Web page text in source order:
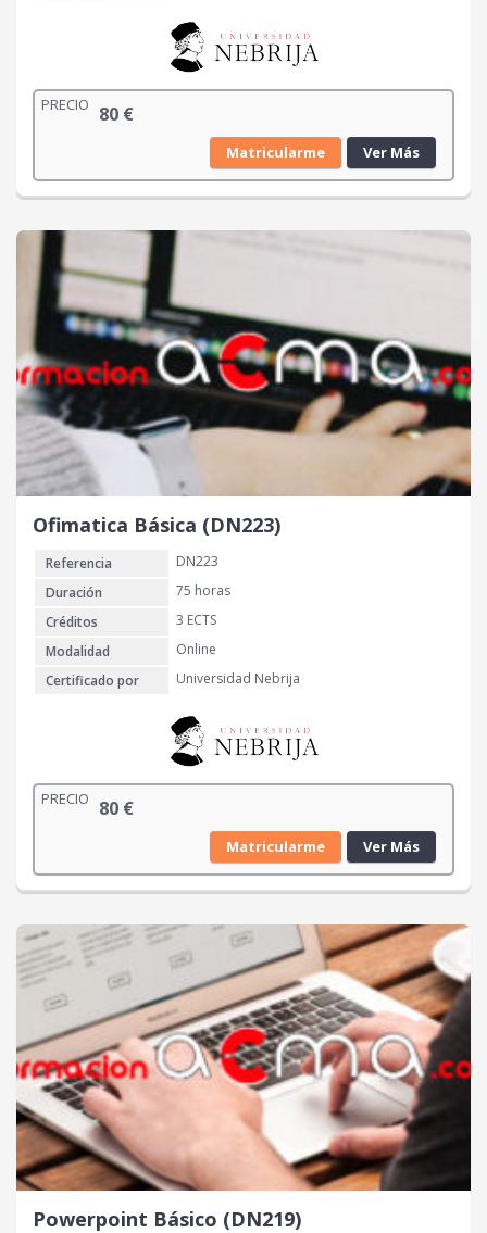
PRECIO 80 €
Matricularme Ver Más
Ofimatica Básica (DN223)
Referencia
DN223
Duración
75 horas
Créditos
3 ECTS
Modalidad
Online
Certificado por
Universidad Nebrija
PRECIO 80 €
Matricularme Ver Más
Powerpoint Básico (DN219)